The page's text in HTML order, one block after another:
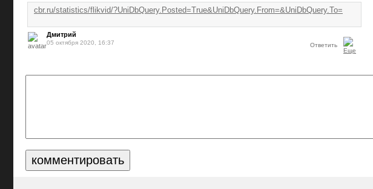
cbr.ru/statistics/flikvid/?UniDbQuery.Posted=True&UniDbQuery.From=&UniDbQuery.To=
Дмитрий
05 октября 2020, 16:37 Ответить